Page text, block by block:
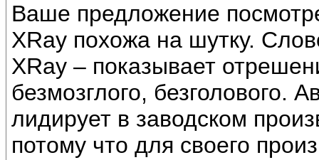
Ваше предложение
XRay похожа на шутку.
XRay – показывает
безмозглого, безголового.
лидирует в заводском
потому что для своего